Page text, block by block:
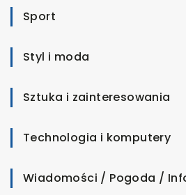
Sport
Styl i moda
Sztuka i zainteresowania
Technologia i komputery
Wiadomości / Pogoda /